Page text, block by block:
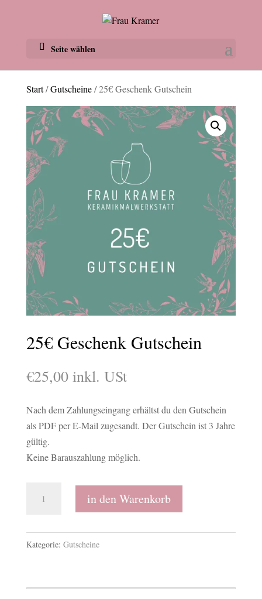
Seite wählen
Start/Gutscheine/ 25€ Geschenk Gutschein
25€ Geschenk Gutschein
€25,00 inkl. USt
Nach dem Zahlungseingang erhältst du den Gutschein
als PDF per E-Mail zugesandt. Der Gutschein ist 3 Jahre
gültig.
Keine Barauszahlung möglich.
Geschenk
in den Warenkorb
Kategorie: Gutscheine